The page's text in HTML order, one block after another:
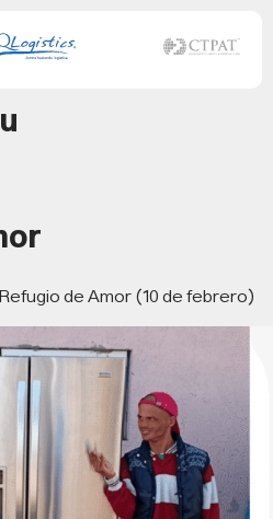
de Amor (10 de febrero)